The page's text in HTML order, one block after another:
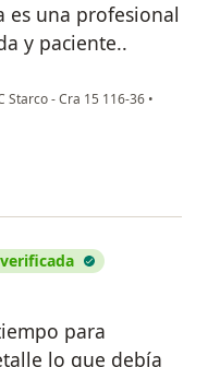
es una profesional
y paciente..
Starco - Cra 15 116-36 •
para
lo que debía